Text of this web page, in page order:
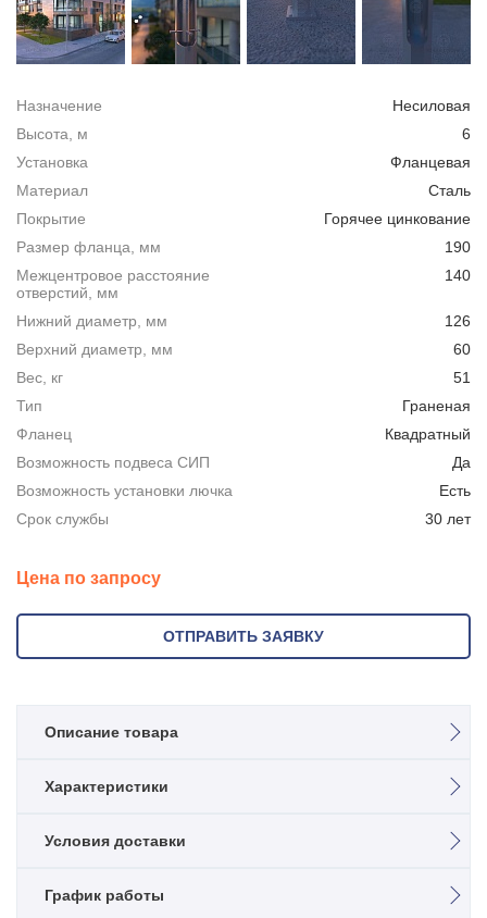
Назначение
Несиловая
Высота, м
6
Установка
Фланцевая
Материал
Сталь
Покрытие
Горячее цинкование
Размер фланца, мм
190
Межцентровое расстояние
отверстий, мм
140
Нижний диаметр, мм
126
Верхний диаметр, мм
60
Вес, кг
51
Тип
Граненая
Фланец
Квадратный
Возможность подвеса СИП
Да
Возможность установки лючка
Есть
Срок службы
30 лет
Цена по запросу
ОТПРАВИТЬ ЗАЯВКУ
Описание товара
Опора освещения НФГ 6,0-05-ц
организации наружного освещения в местах, где не
проводов СИП, размещения рекламных или
Характеристики
Назначение
6
Условия доставки
Возможен самовывоз силами заказчика с территории
График работы